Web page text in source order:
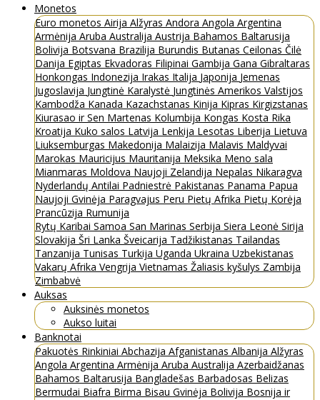
Monetos
Euro monetos Airija Alžyras Andora Angola Argentina
Armėnija Aruba Australija Austrija Bahamos Baltarusija
Bolivija Botsvana Brazilija Burundis Butanas Ceilonas Čilė
Danija Egiptas Ekvadoras Filipinai Gambija Gana Gibraltaras
Honkongas Indonezija Irakas Italija Japonija Jemenas
Jugoslavija Jungtinė Karalystė Jungtinės Amerikos Valstijos
Kambodža Kanada Kazachstanas Kinija Kipras Kirgizstanas
Kiurasao ir Sen Martenas Kolumbija Kongas Kosta Rika
Kroatija Kuko salos Latvija Lenkija Lesotas Liberija Lietuva
Liuksemburgas Makedonija Malaizija Malavis Maldyvai
Marokas Mauricijus Mauritanija Meksika Meno sala
Mianmaras Moldova Naujoji Zelandija Nepalas Nikaragva
Nyderlandų Antilai Padniestrė Pakistanas Panama Papua
Naujoji Gvinėja Paragvajus Peru Pietų Afrika Pietų Korėja
Prancūzija Rumunija
Rytų Karibai Samoa San Marinas Serbija Siera Leonė Sirija
Slovakija Šri Lanka Šveicarija Tadžikistanas Tailandas
Tanzanija Tunisas Turkija Uganda Ukraina Uzbekistanas
Vakarų Afrika Vengrija Vietnamas Žaliasis kyšulys Zambija
Zimbabvė
Auksas
Auksinės monetos
Aukso luitai
Banknotai
Pakuotės Rinkiniai Abchazija Afganistanas Albanija Alžyras
Angola Argentina Armėnija Aruba Australija Azerbaidžanas
Bahamos Baltarusija Bangladešas Barbadosas Belizas
Bermudai Biafra Birma Bisau Gvinėja Bolivija Bosnija ir